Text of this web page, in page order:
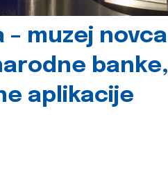
muzej novca
banke,
aplikacije